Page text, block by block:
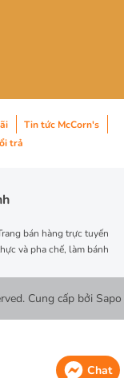
Tin tức McCorn's
trả
bán hàng trực tuyến
và pha chế, làm bánh
Cung cấp bởi Sapo
Chat